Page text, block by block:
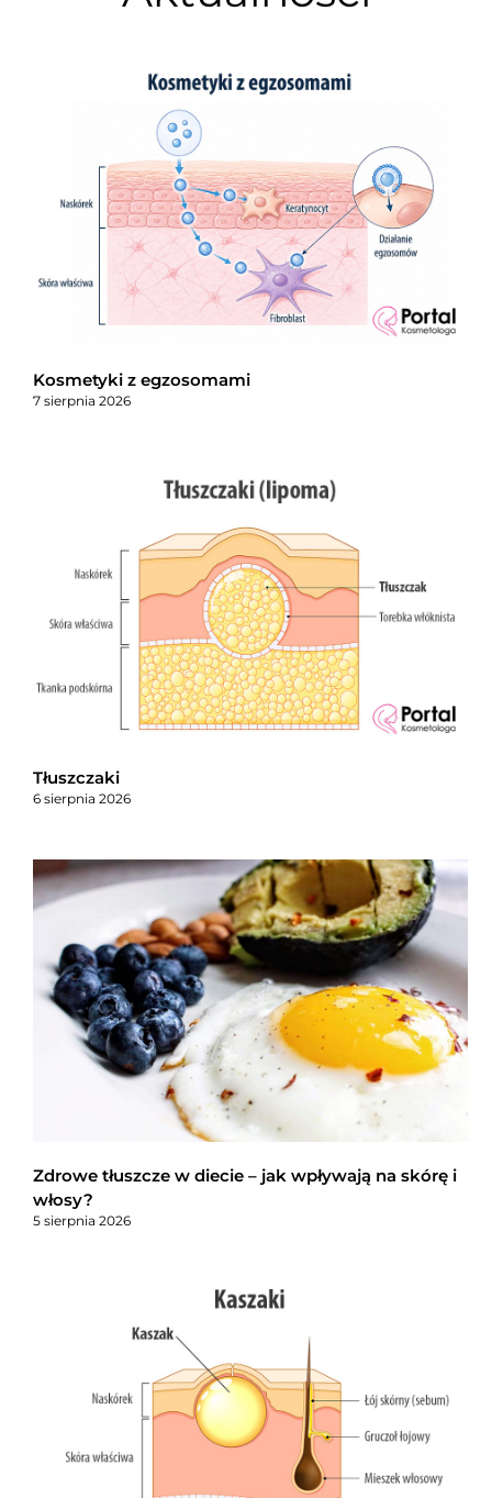
Kosmetyki z egzosomami
7 sierpnia 2026
Tłuszczaki
6 sierpnia 2026
Zdrowe tłuszcze w diecie – jak wpływają na skórę i
włosy?
5 sierpnia 2026